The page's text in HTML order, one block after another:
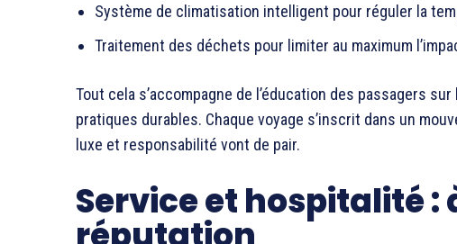
Système de climatisation intelligent pour réguler la
Traitement des déchets pour limiter au maximum
Tout cela s’accompagne de l’éducation des passagers
pratiques durables. Chaque voyage s’inscrit dans un
luxe et responsabilité vont de pair.
Service et hospitalité :